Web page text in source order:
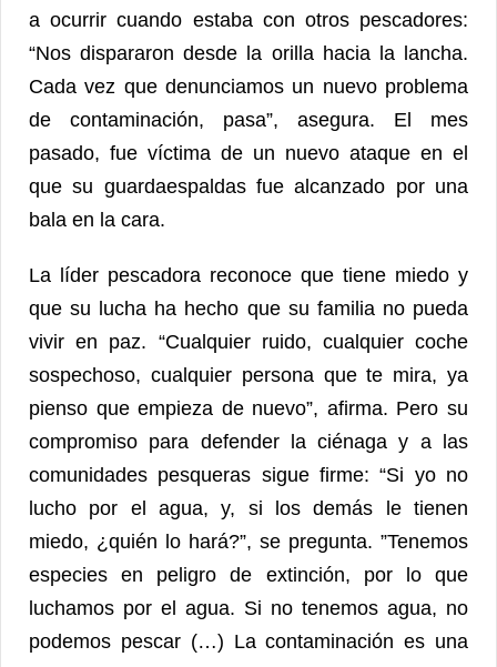
a ocurrir cuando estaba con otros pescadores:
“Nos dispararon desde la orilla hacia la lancha.
Cada vez que denunciamos un nuevo problema
de contaminación, pasa”, asegura. El mes
pasado, fue víctima de un nuevo ataque en el
que su guardaespaldas fue alcanzado por una
bala en la cara.
La líder pescadora reconoce que tiene miedo y
que su lucha ha hecho que su familia no pueda
vivir en paz. “Cualquier ruido, cualquier coche
sospechoso, cualquier persona que te mira, ya
pienso que empieza de nuevo”, afirma. Pero su
compromiso para defender la ciénaga y a las
comunidades pesqueras sigue firme: “Si yo no
lucho por el agua, y, si los demás le tienen
miedo, ¿quién lo hará?”, se pregunta. ”Tenemos
especies en peligro de extinción, por lo que
luchamos por el agua. Si no tenemos agua, no
podemos pescar (…) La contaminación es una